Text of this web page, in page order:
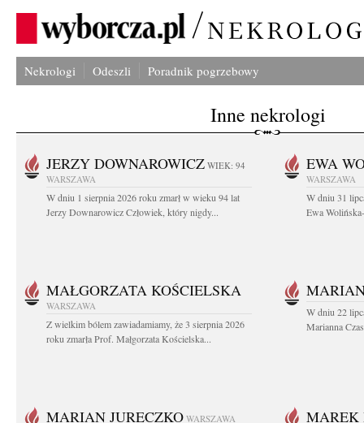
Nekrologi Odeszli Poradnik pogrzebowy
Inne nekrologi
JERZY DOWNAROWICZ WIEK: 94
WARSZAWA
W dniu 1 sierpnia 2026 roku zmarł w wieku 94 lat
Jerzy Downarowicz Człowiek, który nigdy...
EWA
WARSZAWA
W dniu 31
Ewa
MAŁGORZATA KOŚCIELSKA
WARSZAWA
Z wielkim bólem zawiadamiamy, że 3 sierpnia 2026
roku zmarła Prof. Małgorzata Kościelska...
W dniu 22
Marianna
MARIAN JURECZKO WARSZAWA MAREK